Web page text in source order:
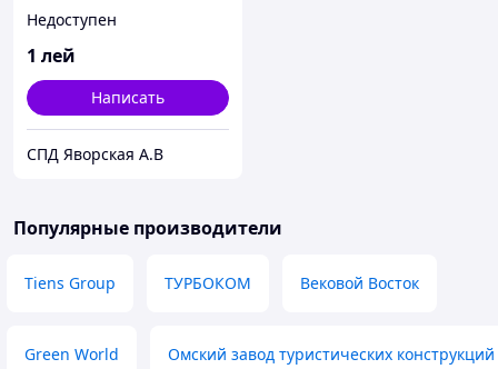
Недоступен
1 лей
Написать
СПД Яворская А.В
Популярные производители
Tiens Group ТУРБОКОМ Вековой Восток
Green World Омский завод туристических конструкций